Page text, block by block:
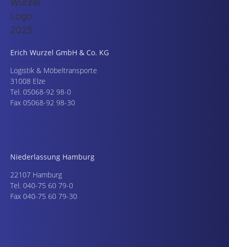
Erich Wurzel GmbH & Co. KG
Logistik & Möbeltransporte
31008 Elze
Tel. 05068-92 98-0
Fax 05068-92 98-30
Niederlassung Hamburg
22107 Hamburg
Tel. 040-75 60 79-0
Fax 040-75 60 79-30